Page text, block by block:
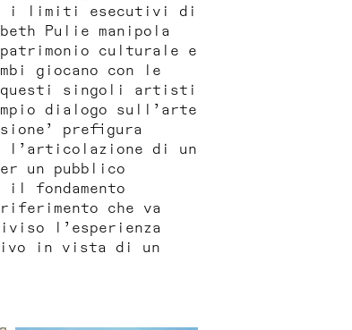
i limiti esecutivi di
Pulie manipola
culturale e
giocano con le
questi singoli artisti
dialogo sull’arte
prefigura
l’articolazione di un
un pubblico
fondamento
che va
l’esperienza
in vista di un